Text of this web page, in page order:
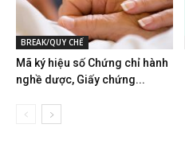
BREAK/QUY CHẾ
Mã ký hiệu số Chứng chỉ hành
nghề dược, Giấy chứng...